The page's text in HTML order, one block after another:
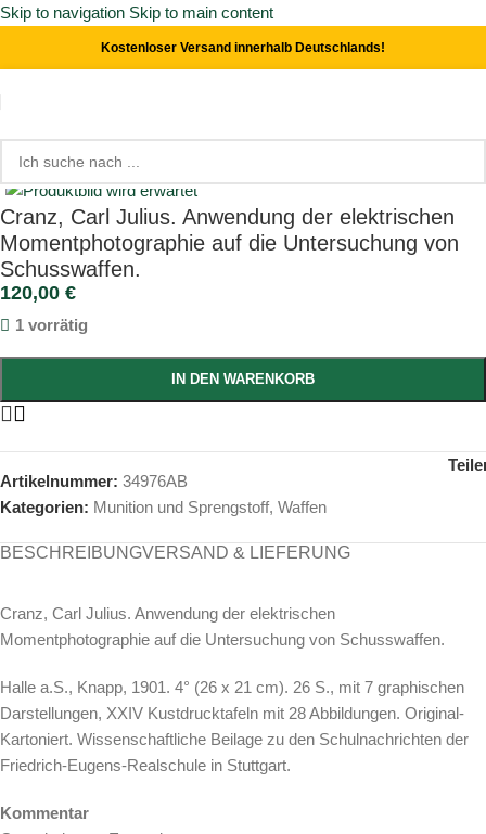
Skip to navigation Skip to main content
Kostenloser Versand innerhalb Deutschlands!
Start/ Waffen /Munition und Sprengstoff
Click to enlarge
Cranz, Carl Julius. Anwendung der elektrischen
Momentphotographie auf die Untersuchung von
Schusswaffen.
120,00 €
1 vorrätig
IN DEN WARENKORB
Artikelnummer: 34976AB
Kategorien: Munition und Sprengstoff, Waffen
BESCHREIBUNGVERSAND & LIEFERUNG
Cranz, Carl Julius. Anwendung der elektrischen
Momentphotographie auf die Untersuchung von Schusswaffen.
Halle a.S., Knapp, 1901. 4° (26 x 21 cm). 26 S., mit 7 graphischen
Darstellungen, XXIV Kustdrucktafeln mit 28 Abbildungen. Original-
Kartoniert. Wissenschaftliche Beilage zu den Schulnachrichten der
Friedrich-Eugens-Realschule in Stuttgart.
Kommentar